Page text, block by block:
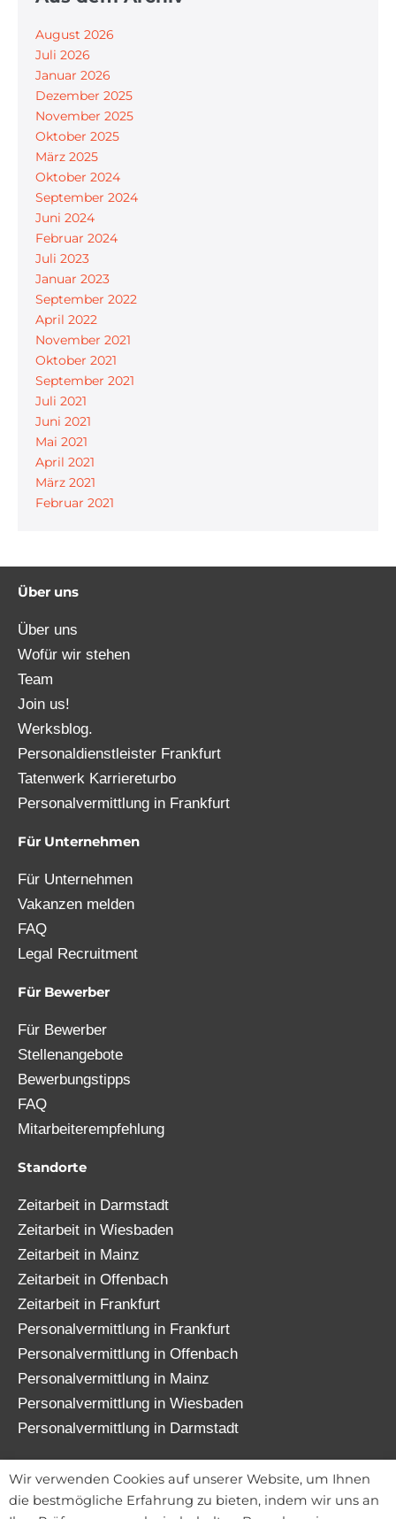
August 2026
Juli 2026
Januar 2026
Dezember 2025
November 2025
Oktober 2025
März 2025
Oktober 2024
September 2024
Juni 2024
Februar 2024
Juli 2023
Januar 2023
September 2022
April 2022
November 2021
Oktober 2021
September 2021
Juli 2021
Juni 2021
Mai 2021
April 2021
März 2021
Februar 2021
Über uns
Über uns
Wofür wir stehen
Team
Join us!
Werksblog.
Personaldienstleister Frankfurt
Tatenwerk Karriereturbo
Personalvermittlung in Frankfurt
Für Unternehmen
Für Unternehmen
Vakanzen melden
FAQ
Legal Recruitment
Für Bewerber
Für Bewerber
Stellenangebote
Bewerbungstipps
FAQ
Mitarbeiterempfehlung
Standorte
Zeitarbeit in Darmstadt
Zeitarbeit in Wiesbaden
Zeitarbeit in Mainz
Zeitarbeit in Offenbach
Zeitarbeit in Frankfurt
Personalvermittlung in Frankfurt
Personalvermittlung in Offenbach
Personalvermittlung in Mainz
Personalvermittlung in Wiesbaden
Personalvermittlung in Darmstadt
© 2026 TATENWERK FRANKFURT GmbH
Wir verwenden Cookies auf unserer Website, um Ihnen
die bestmögliche Erfahrung zu bieten, indem wir uns an